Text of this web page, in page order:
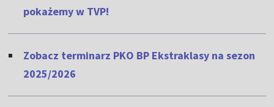
pokażemy w TVP!
Zobacz terminarz PKO BP Ekstraklasy na sezon
2025/2026